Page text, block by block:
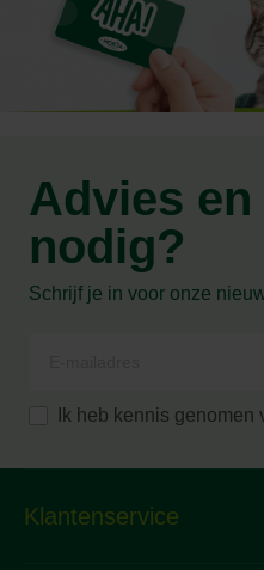
Advies
nodig?
Schrijf je in voor onze
Ik heb kennis genomen
Klantenservice